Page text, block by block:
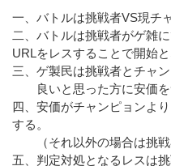
一、バトルは挑戦者VS現チ
二、バトルは挑戦者がゲ雑
URLをレスすることで開始と
三、ゲ製民は挑戦者とチャ
良いと思った方に安価を
四、安価がチャンピョンよ
する。
（それ以外の場合は挑戦
五、判定対処となるレスは